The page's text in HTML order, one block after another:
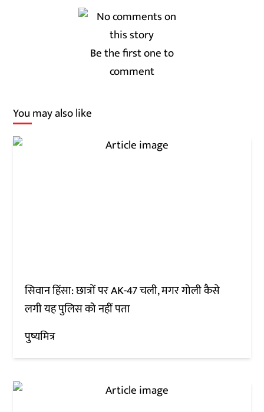
Be the first one to
comment
You may also like
सिवान हिंसा: छात्रों पर AK-47 चली, मगर गोली कैसे
लगी यह पुलिस को नहीं पता
पुष्यमित्र